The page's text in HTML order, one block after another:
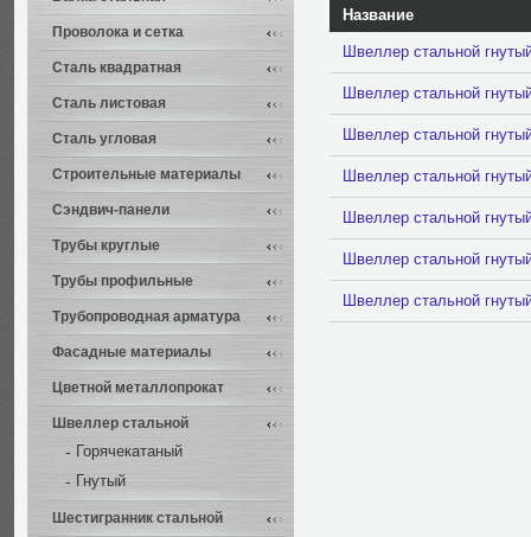
Название
Швеллер стальной
Швеллер стальной
Швеллер стальной
Швеллер стальной
Швеллер стальной
Швеллер стальной
Швеллер стальной
Проволока и сетка
Сталь квадратная
Сталь листовая
Сталь угловая
Строительные материалы
Сэндвич-панели
Трубы круглые
Трубы профильные
Трубопроводная арматура
Фасадные материалы
Цветной металлопрокат
Швеллер стальной
Горячекатаный
Гнутый
Шестигранник стальной